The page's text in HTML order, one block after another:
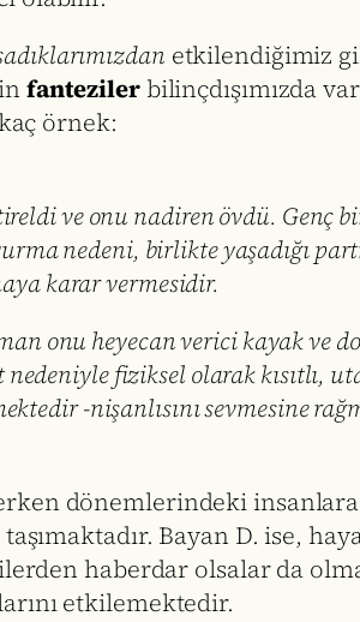
etkilendiğimiz
fantezilerbilinçdışımızda
örnek:
ve onu nadiren övdü.
nedeni, birlikte yaşadığı
karar vermesidir.
onu heyecan verici kayak
fiziksel olarak kısıtlı,
-nişanlısını sevmesine
dönemlerindeki
Bayan D. ise,
haberdar olsalar da
etkilemektedir.